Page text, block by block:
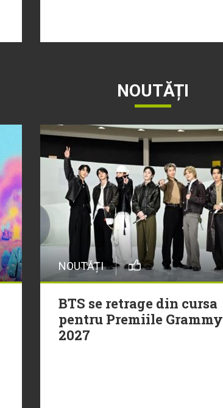
NOUTĂȚI
NOUTĂȚI
BTS se retrage din cursa
pentru Premiile Grammy
2027